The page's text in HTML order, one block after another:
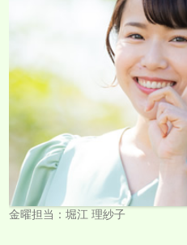
金曜担当：堀江 理紗子